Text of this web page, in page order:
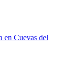
en Cuevas del